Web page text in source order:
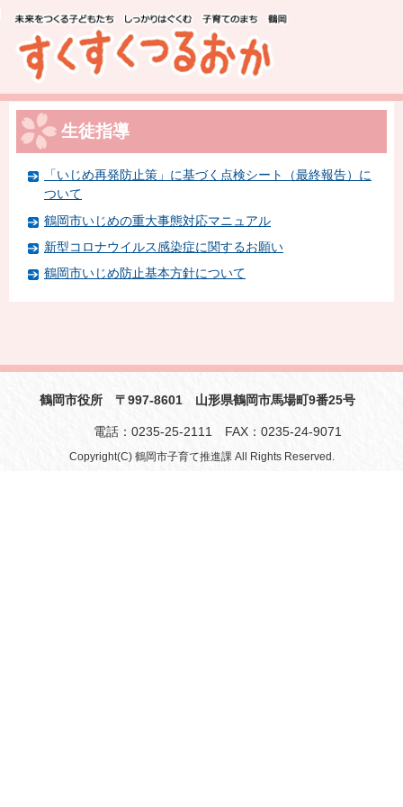
生徒指導
「いじめ再発防止策」に基づく点検シート（最終報告）に
ついて
鶴岡市いじめの重大事態対応マニュアル
新型コロナウイルス感染症に関するお願い
鶴岡市いじめ防止基本方針について
鶴岡市役所 〒997-8601 山形県鶴岡市馬場町9番25号
電話：0235-25-2111 FAX：0235-24-9071
Copyright(C) 鶴岡市子育て推進課 All Rights Reserved.